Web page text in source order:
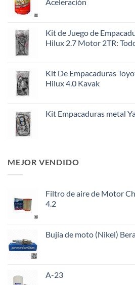
Kit de Juego de
Hilux 2.7 Motor 2TR:
Kit De Empacaduras
Hilux 4.0 Kavak
Kit Empacaduras metal
MEJOR VENDIDO
Filtro de aire de Motor
4.2
Bujía de moto (Nikel)
A-23